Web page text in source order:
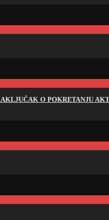
O POKRETANJU